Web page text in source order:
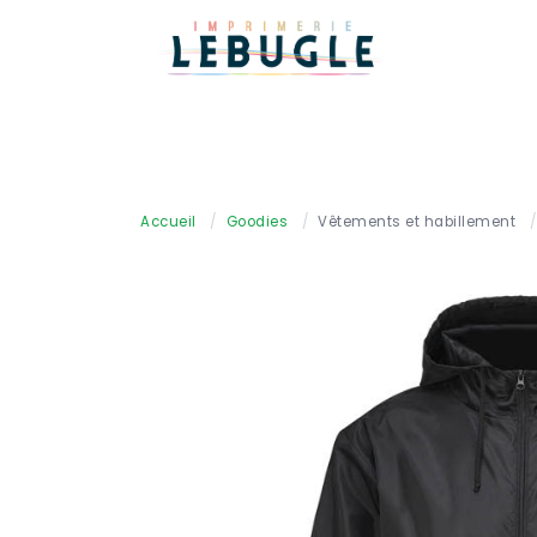
Accueil / Goodies / Vêtements et habillement /